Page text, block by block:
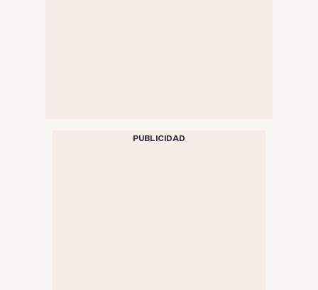
PUBLICIDAD